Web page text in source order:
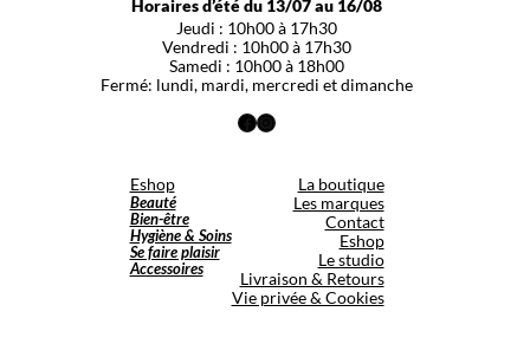
Horaires d’été du 13/07 au 16/08
Jeudi : 10h00 à 17h30
Vendredi : 10h00 à 17h30
Samedi : 10h00 à 18h00
Fermé: lundi, mardi, mercredi et dimanche
Facebook
Instagram
Eshop
Beauté
Bien-être
Hygiène & Soins
Se faire plaisir
Accessoires
La boutique
Les marques
Contact
Eshop
Le studio
Livraison & Retours
Vie privée & Cookies